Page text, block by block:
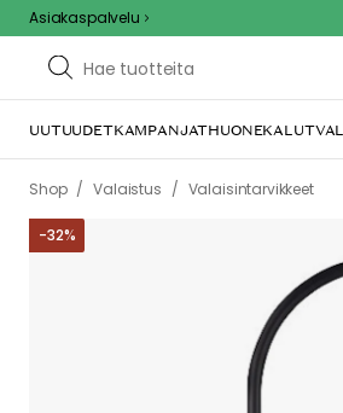
Asiakaspalvelu
UUTUUDETKAMPANJATHUONEKALUT
Shop / Valaistus / Valaisintarvikkeet
-32%